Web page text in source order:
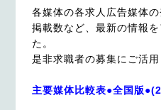
各媒体の各求人広告媒体の
掲載数など、最新の情報
た。
是非求職者の募集にご活